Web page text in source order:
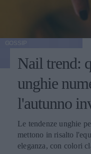
Nail trend:
unghie
l'autunno
Le tendenze unghie
mettono in risalto
eleganza, con colori